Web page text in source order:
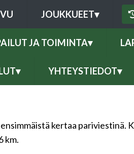
JOUKKUEET▾
JA TOIMINTA▾
▾ YHTEYSTIEDOT▾
kertaa pariviestinä.
km.